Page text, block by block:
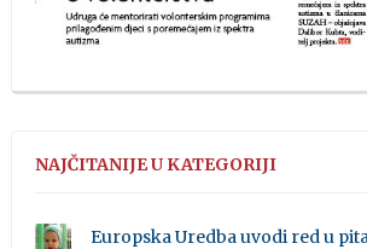
NAJČITANIJE U KATEGORIJI
Europska Uredba uvodi red u